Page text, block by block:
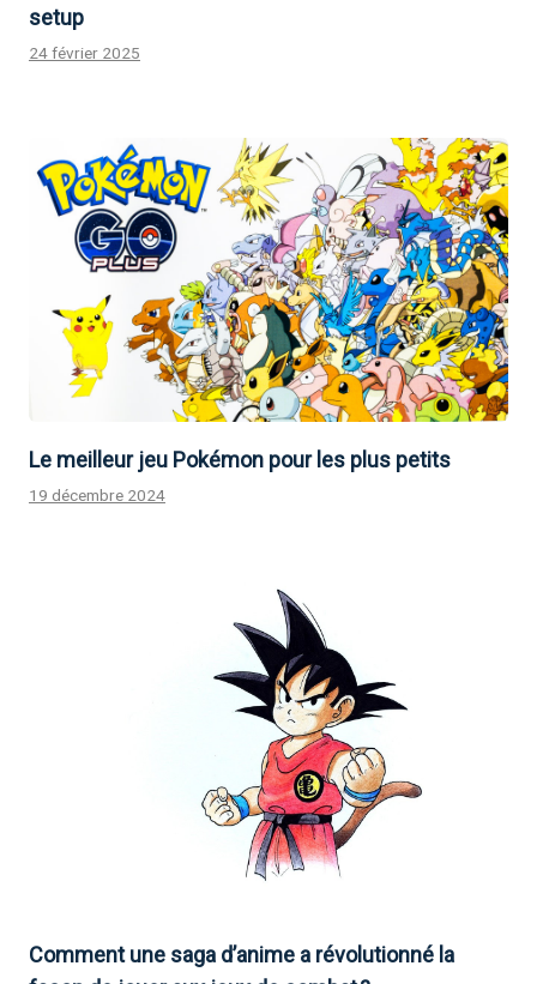
setup
24 février 2025
Le meilleur jeu Pokémon pour les plus petits
19 décembre 2024
Comment une saga d’anime a révolutionné la